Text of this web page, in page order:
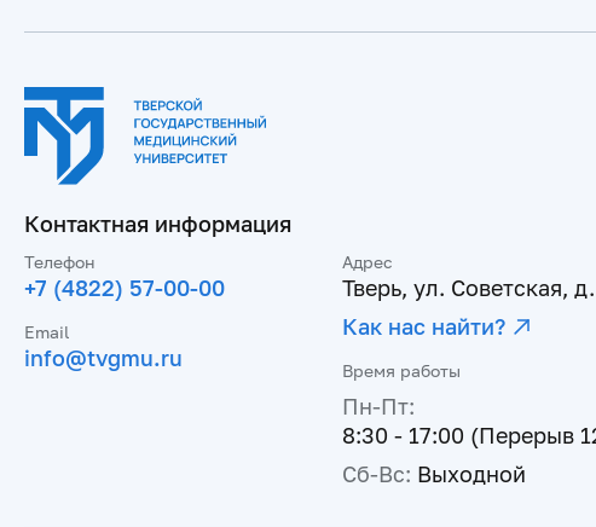
Контактная информация
Телефон
+7 (4822) 57-00-00
Email
info@tvgmu.ru
Адрес
Тверь, ул. Советская,
Как нас найти?
Время работы
Пн-Пт:
8:30 - 17:00 (Перерыв
Сб-Вс: Выходной